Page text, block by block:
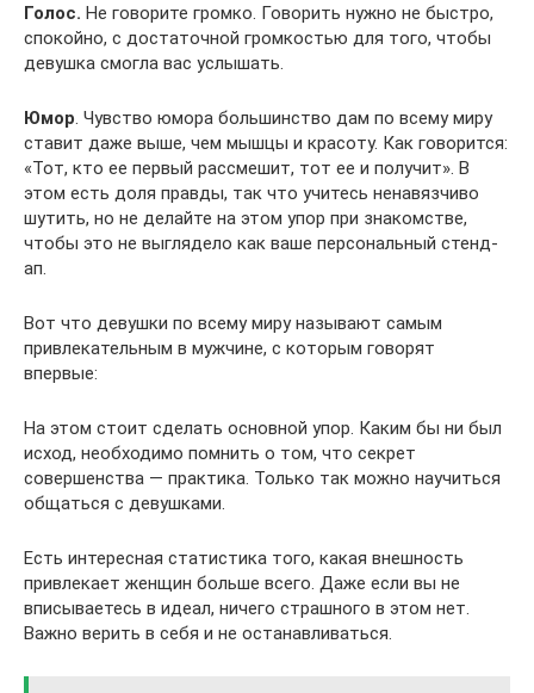
Голос. Не говорите громко. Говорить нужно не быстро,
спокойно, с достаточной громкостью для того, чтобы
девушка смогла вас услышать.
Юмор . Чувство юмора большинство дам по всему миру
ставит даже выше, чем мышцы и красоту. Как говорится:
«Тот, кто ее первый рассмешит, тот ее и получит». В
этом есть доля правды, так что учитесь ненавязчиво
шутить, но не делайте на этом упор при знакомстве,
чтобы это не выглядело как ваше персональный стенд-
ап.
Вот что девушки по всему миру называют самым
привлекательным в мужчине, с которым говорят
впервые:
На этом стоит сделать основной упор. Каким бы ни был
исход, необходимо помнить о том, что секрет
совершенства — практика. Только так можно научиться
общаться с девушками.
Есть интересная статистика того, какая внешность
привлекает женщин больше всего. Даже если вы не
вписываетесь в идеал, ничего страшного в этом нет.
Важно верить в себя и не останавливаться.